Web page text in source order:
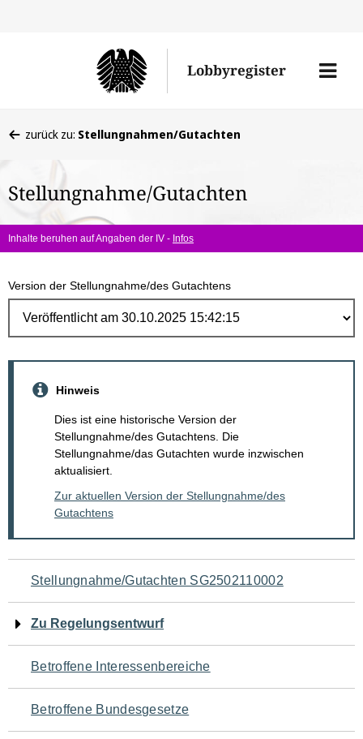
Lobbyregister
Menü
befinden
hier:
zurück zu: Stellungnahmen/Gutachten
Stellungnahme/Gutachten
Inhalte beruhen auf Angaben der IV - Infos
Version der Stellungnahme/des Gutachtens
Hinweis
Dies ist eine historische Version der
Stellungnahme/des Gutachtens. Die
Stellungnahme/das Gutachten wurde inzwischen
aktualisiert.
Zur aktuellen Version der Stellungnahme/des
Gutachtens
Navigation
für
den
Seiteninhalt
Stellungnahme/Gutachten SG2502110002
Zu Regelungsentwurf
Betroffene Interessenbereiche
Betroffene Bundesgesetze